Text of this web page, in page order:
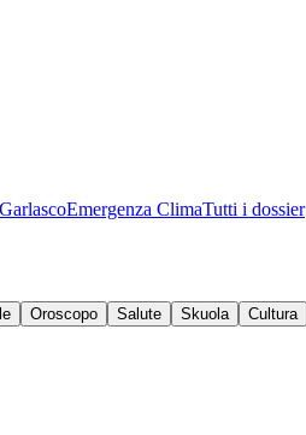
GarlascoEmergenza ClimaTutti i dossier
Oroscopo Salute Skuola Cultura